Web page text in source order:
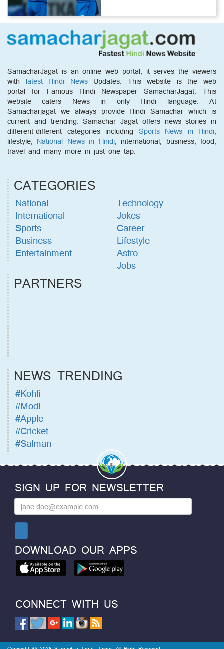
SamacharJagat is an online web portal; it serves the viewers
with latest Hindi NewsUpdates. This website is the web
portal for Famous Hindi Newspaper SamacharJagat. This
website caters News in only Hindi language. At
Samacharjagat we always provide Hindi Samachar which is
current and trending. Samachar Jagat offers news stories in
different-different categories including Sports News in Hindi,
lifestyle, National News in Hindi, international, business, food,
travel and many more in just one tap.
CATEGORIES
National
International
Sports
Business
Entertainment
Technology
Jokes
Career
Lifestyle
Astro
Jobs
PARTNERS
NEWS TRENDING
#Kohli
#Modi
#Apple
#Cricket
#Salman
SIGN UP FOR NEWSLETTER
DOWNLOAD OUR APPS
CONNECT WITH US